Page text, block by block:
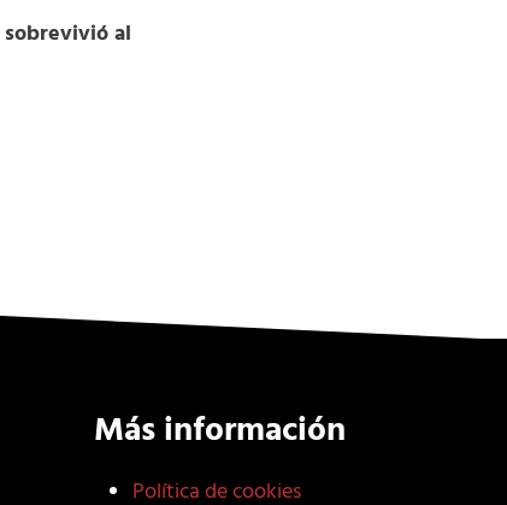
sobrevivió al
Más información
Política de cookies